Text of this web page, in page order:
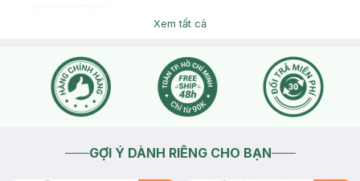
Xem tất cả
GỢI Ý DÀNH RIÊNG CHO BẠN